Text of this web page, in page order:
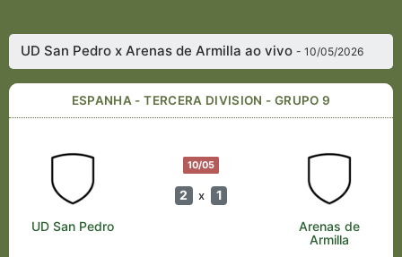
UD San Pedro x Arenas de Armilla ao vivo- 10/05/2026
ESPANHA - TERCERA DIVISION - GRUPO 9
10/05
2 x 1
UD San Pedro
Arenas de
Armilla